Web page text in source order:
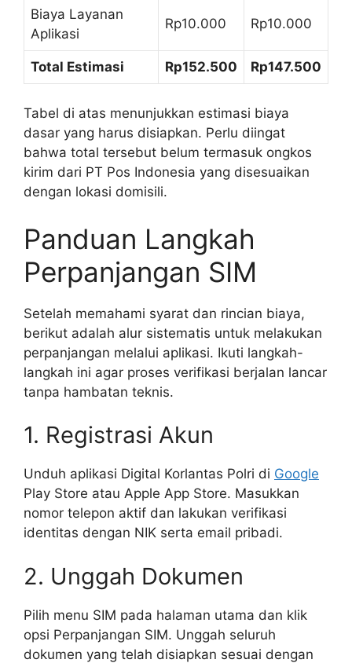
Biaya Layanan
Aplikasi
Rp10.000 Rp10.000
Total Estimasi Rp152.500 Rp147.500
Tabel di atas menunjukkan estimasi biaya
dasar yang harus disiapkan. Perlu diingat
bahwa total tersebut belum termasuk ongkos
kirim dari PT Pos Indonesia yang disesuaikan
dengan lokasi domisili.
Panduan Langkah
Perpanjangan SIM
Setelah memahami syarat dan rincian biaya,
berikut adalah alur sistematis untuk melakukan
perpanjangan melalui aplikasi. Ikuti langkah-
langkah ini agar proses verifikasi berjalan lancar
tanpa hambatan teknis.
1. Registrasi Akun
Unduh aplikasi Digital Korlantas Polri di Google
Play Store atau Apple App Store. Masukkan
nomor telepon aktif dan lakukan verifikasi
identitas dengan NIK serta email pribadi.
2. Unggah Dokumen
Pilih menu SIM pada halaman utama dan klik
opsi Perpanjangan SIM. Unggah seluruh
dokumen yang telah disiapkan sesuai dengan